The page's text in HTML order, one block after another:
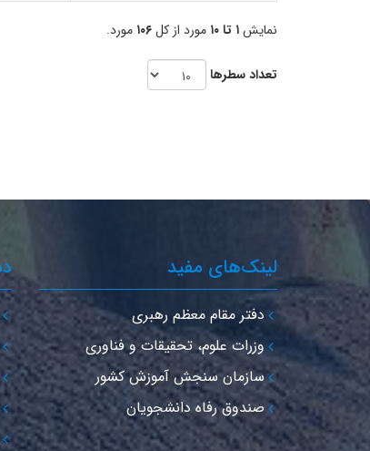
نمایش۱ تا ۱۰ مورد از کل۱۰۶ مورد.
تعداد سطرها
لینک‌های مفید
دفتر مقام معظم رهبری
وزرات علوم، تحقیقات و فناوری
سازمان سنجش آموزش کشور
صندوق رفاه دانشجویان